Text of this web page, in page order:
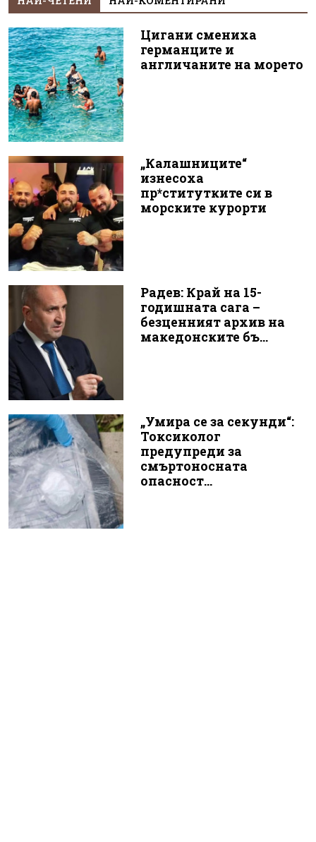
Цигани смениха
германците и
англичаните на морето
„Калашниците“
изнесоха
пр*ститутките си в
морските курорти
Радев: Край на 15-
годишната сага –
безценният архив на
македонските бъ...
„Умира се за секунди“:
Токсиколог
предупреди за
смъртоносната
опасност...